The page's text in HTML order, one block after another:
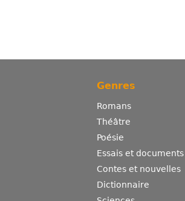
Genres
Romans
Théâtre
Poésie
Essais et documents
Contes et nouvelles
Dictionnaire